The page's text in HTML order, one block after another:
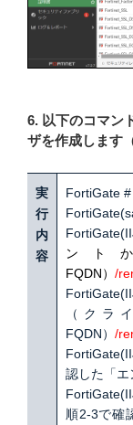
6. 以下のコマン
ザを作成します
実
行
内
容
FortiGate #
ント
FQDN） /
（クラ
FQDN） /
認した「エ
順2-3で確